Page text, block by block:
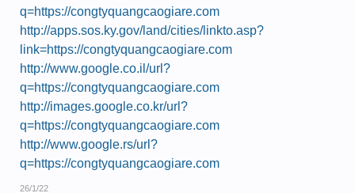
q=https://congtyquangcaogiare.com
http://apps.sos.ky.gov/land/cities/linkto.asp?
link=https://congtyquangcaogiare.com
http://www.google.co.il/url?
q=https://congtyquangcaogiare.com
http://images.google.co.kr/url?
q=https://congtyquangcaogiare.com
http://www.google.rs/url?
q=https://congtyquangcaogiare.com
26/1/22